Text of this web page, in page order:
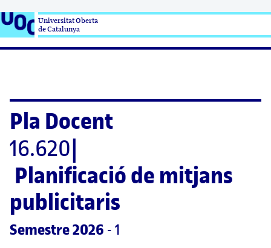
Universitat Oberta
de Catalunya
Pla Docent
16.620
Planificació de mitjans
publicitaris
Semestre 2026 - 1